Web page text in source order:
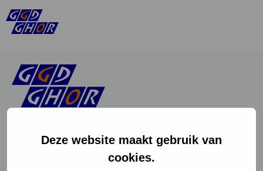
Deze website maakt gebruik van
cookies.
Instagram